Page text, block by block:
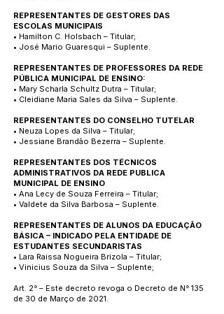
REPRESENTANTES DE GESTORES DAS
ESCOLAS MUNICIPAIS
• Hamilton C. Holsbach – Titular;
• José Mario Guaresqui – Suplente.
REPRESENTANTES DE PROFESSORES DA REDE
PÚBLICA MUNICIPAL DE ENSINO:
• Mary Scharla Schultz Dutra – Titular;
• Cleidiane Maria Sales da Silva – Suplente.
REPRESENTANTES DO CONSELHO TUTELAR
• Neuza Lopes da Silva – Titular;
• Jessiane Brandão Bezerra – Suplente.
REPRESENTANTES DOS TÉCNICOS
ADMINISTRATIVOS DA REDE PUBLICA
MUNICIPAL DE ENSINO
• Ana Lecy de Souza Ferreira – Titular;
• Valdete da Silva Barbosa – Suplente.
REPRESENTANTES DE ALUNOS DA EDUCAÇÃO
BÁSICA – INDICADO PELA ENTIDADE DE
ESTUDANTES SECUNDARISTAS
• Lara Raissa Nogueira Brizola – Titular;
• Vinicius Souza da Silva – Suplente;
Art. 2° – Este decreto revoga o Decreto de N° 135
de 30 de Março de 2021.